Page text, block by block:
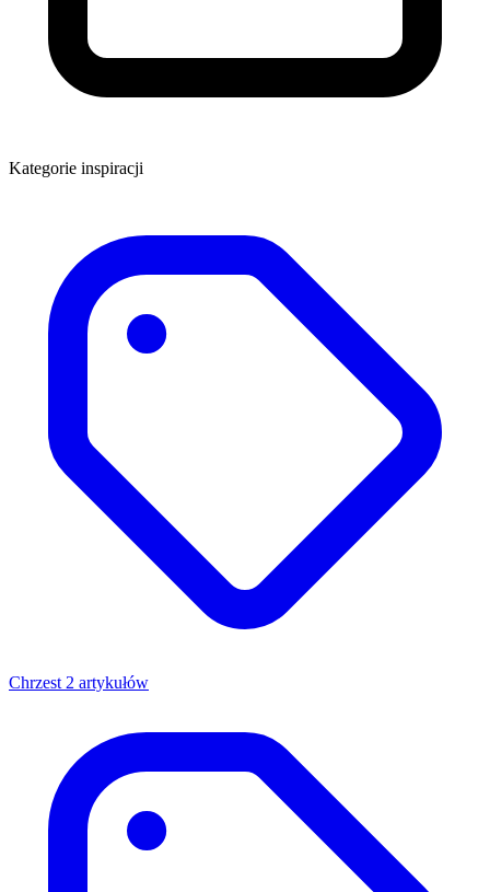
Kategorie inspiracji
Chrzest 2 artykułów